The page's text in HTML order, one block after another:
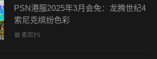
PSN港服2025年3月会免：龙腾世纪4
索尼克缤纷色彩
索尼PS